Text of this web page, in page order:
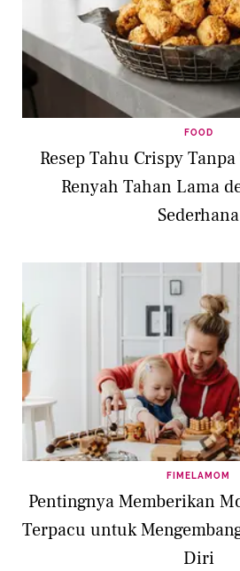
FOOD
Resep Tahu Crispy
Renyah Tahan Lama
Sederhana
FIMELAMOM
Pentingnya Memberikan
Terpacu untuk
Diri